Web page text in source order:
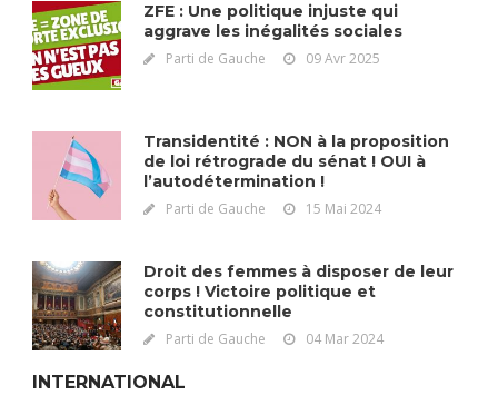
ZFE : Une politique injuste qui
aggrave les inégalités sociales
Parti de Gauche 09 Avr 2025
Transidentité : NON à la proposition
de loi rétrograde du sénat ! OUI à
l’autodétermination !
Parti de Gauche 15 Mai 2024
Droit des femmes à disposer de leur
corps ! Victoire politique et
constitutionnelle
Parti de Gauche 04 Mar 2024
INTERNATIONAL